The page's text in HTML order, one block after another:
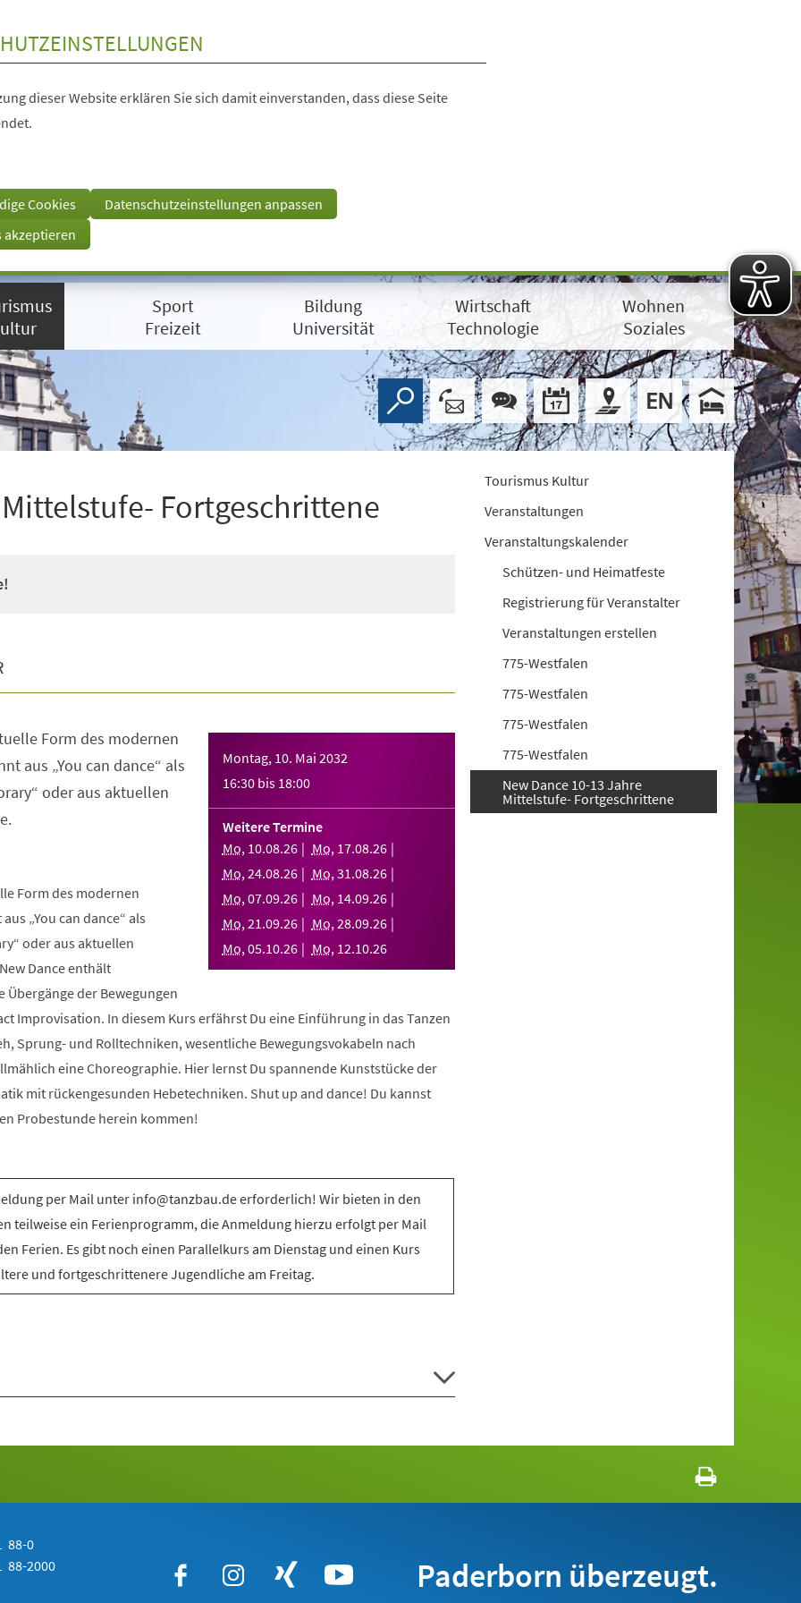
dieser Website erklären Sie sich damit einverstanden, dass diese Seite
Cookies
Datenschutzeinstellungen anpassen
akzeptieren
Sport
Freizeit
Bildung
Universität
Wirtschaft
Technologie
Wohnen
Soziales
Fortgeschrittene
Montag, 10. Mai 2032
16:30 bis 18:00
Weitere Termine
Mo, 10.08.26 Mo, 17.08.26
Mo,24.08.26 Mo,31.08.26
Mo,07.09.26 Mo, 14.09.26
Mo,21.09.26 Mo,28.09.26
Mo,05.10.26 Mo, 12.10.26
Form des modernen
aus „You can dance“ als
oder aus aktuellen
Form des modernen
„You can dance“ als
oder aus aktuellen
Dance enthält
der Bewegungen
Improvisation. In diesem Kurs erfährst Du eine Einführung in das Tanzen
Sprung- und Rolltechniken, wesentliche Bewegungsvokabeln nach
eine Choreographie. Hier lernst Du spannende Kunststücke der
mit rückengesunden Hebetechniken. Shut up and dance! Du kannst
Probestunde herein kommen!
per Mail unter info@tanzbau.de erforderlich! Wir bieten in den
teilweise ein Ferienprogramm, die Anmeldung hierzu erfolgt per Mail
Ferien. Es gibt noch einen Parallelkurs am Dienstag und einen Kurs
und fortgeschrittenere Jugendliche am Freitag.
Tourismus Kultur
Veranstaltungen
Veranstaltungskalender
Schützen- und Heimatfeste
Registrierung für Veranstalter
Veranstaltungen erstellen
775-Westfalen
775-Westfalen
775-Westfalen
775-Westfalen
New Dance 10-13 Jahre
Mittelstufe- Fortgeschrittene
88-0
88-2000 Paderborn überzeugt.